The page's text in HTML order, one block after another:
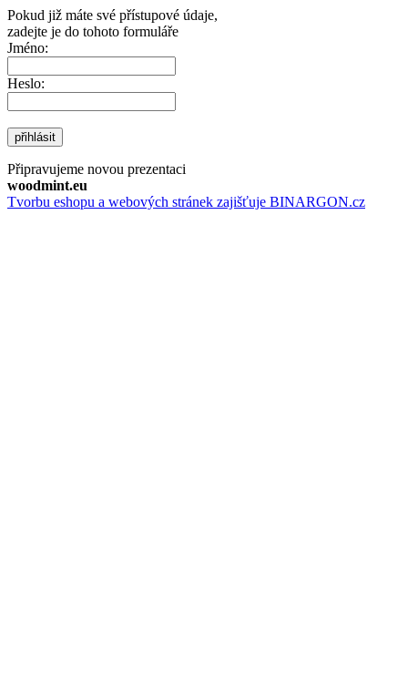
Pokud již máte své přístupové údaje,
zadejte je do tohoto formuláře
Jméno:
Heslo:
přihlásit
Připravujeme novou prezentaci
woodmint.eu
Tvorbu eshopu a webových stránek zajišťuje BINARGON.cz